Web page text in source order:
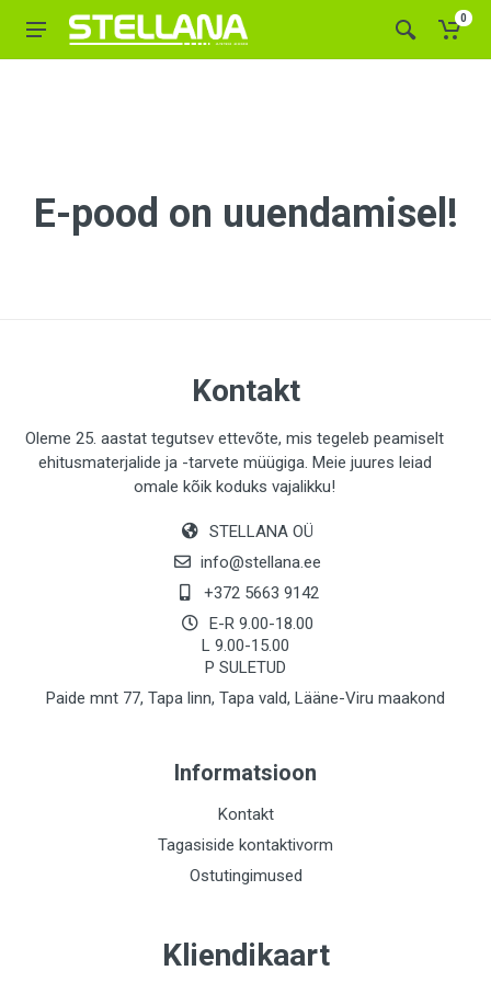
0
E-pood on uuendamisel!
Kontakt
Oleme 25. aastat tegutsev ettevõte, mis tegeleb peamiselt
ehitusmaterjalide ja -tarvete müügiga. Meie juures leiad
omale kõik koduks vajalikku!
STELLANA OÜ
info@stellana.ee
+372 5663 9142
E-R 9.00-18.00
L 9.00-15.00
P SULETUD
Paide mnt 77, Tapa linn, Tapa vald, Lääne-Viru maakond
Informatsioon
Kontakt
Tagasiside kontaktivorm
Ostutingimused
Kliendikaart